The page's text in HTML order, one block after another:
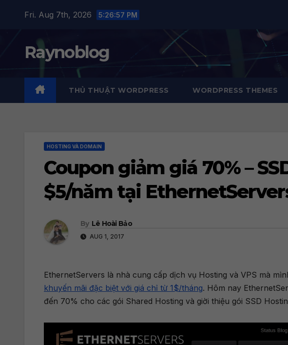
Fri. Aug 7th, 2026 5:26:58 PM
Raynoblog
THỦ THUẬT WORDPRESS WORDPRESS THEMES
HOSTING VÀ DOMAIN
Coupon giảm giá 70% –
$5/năm tại
By Lê Hoài Bảo
AUG 1, 2017
EthernetServers là nhà cung cấp dịch vụ Hosting và VPS mà
khuyến mãi đặc biệt với giá chỉ từ 1$/tháng. Hôm nay
đến 70% cho các gói Shared Hosting và giời thiệu gói SSD